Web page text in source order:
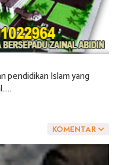
pendidikan Islam yang
KOMENTAR